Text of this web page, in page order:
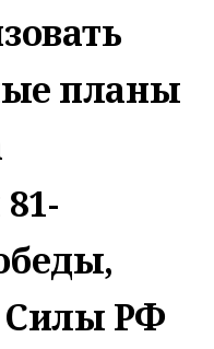
планы
Силы РФ